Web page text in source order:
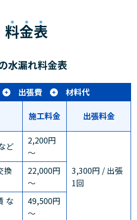
料金表
水漏れ料金表
出張費
材料代
施工料金 出張料金
ど
2,200円
～
3,300円 / 出張
1回
換
22,000円
～
な
49,500円
～